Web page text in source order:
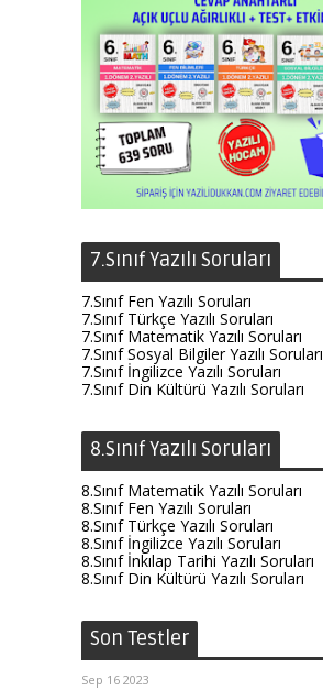
7.Sınıf Yazılı Soruları
7.Sınıf Fen Yazılı Soruları
7.Sınıf Türkçe Yazılı Soruları
7.Sınıf Matematik Yazılı Soruları
7.Sınıf Sosyal Bilgiler Yazılı Soruları
7.Sınıf İngilizce Yazılı Soruları
7.Sınıf Din Kültürü Yazılı Soruları
8.Sınıf Yazılı Soruları
8.Sınıf Matematik Yazılı Soruları
8.Sınıf Fen Yazılı Soruları
8.Sınıf Türkçe Yazılı Soruları
8.Sınıf İngilizce Yazılı Soruları
8.Sınıf İnkılap Tarihi Yazılı Soruları
8.Sınıf Din Kültürü Yazılı Soruları
Son Testler
Sep 16 2023